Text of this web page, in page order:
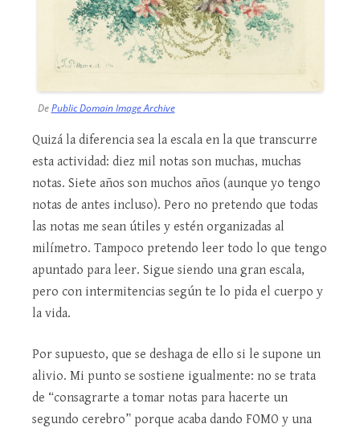
DePublic Domain Image Archive
Quizá la diferencia sea la escala en la que transcurre
esta actividad: diez mil notas son muchas, muchas
notas. Siete años son muchos años (aunque yo tengo
notas de antes incluso). Pero no pretendo que todas
las notas me sean útiles y estén organizadas al
milímetro. Tampoco pretendo leer todo lo que tengo
apuntado para leer. Sigue siendo una gran escala,
pero con intermitencias según te lo pida el cuerpo y
la vida.
Por supuesto, que se deshaga de ello si le supone un
alivio. Mi punto se sostiene igualmente: no se trata
de “consagrarte a tomar notas para hacerte un
segundo cerebro” porque acaba dando FOMO y una